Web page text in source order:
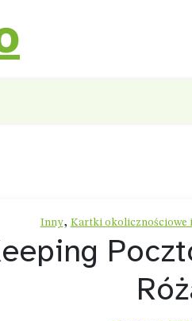
Inny, Kartki okolicznościowe